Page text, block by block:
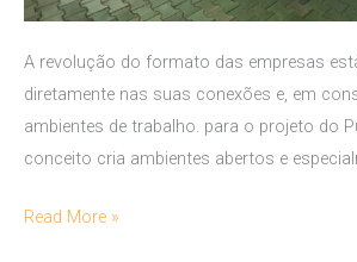
A revolução do formato das empresas
diretamente nas suas conexões e, em
ambientes de trabalho. para o projeto do
conceito cria ambientes abertos e
Pulse
Read More »